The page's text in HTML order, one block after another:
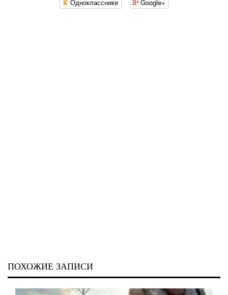
Одноклассники Google+
ПОХОЖИЕ ЗАПИСИ